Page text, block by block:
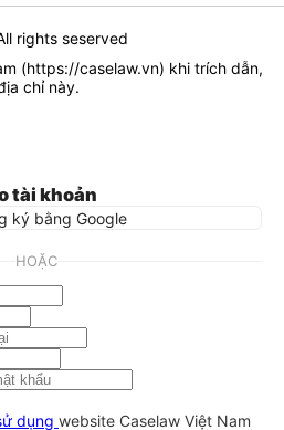
rights seserved
(https://caselaw.vn) khi trích dẫn,
chỉ này.
tài khoản
ký bằng Google
HOẶC
dụng website Caselaw Việt Nam